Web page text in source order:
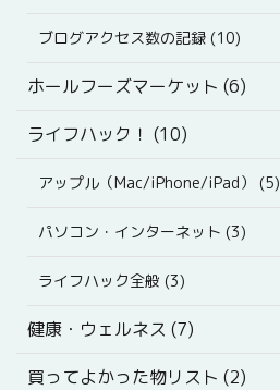
ブログアクセス数の記録 (10)
ホールフーズマーケット (6)
ライフハック！ (10)
アップル（Mac/iPhone/iPad） (5)
パソコン・インターネット (3)
ライフハック全般 (3)
健康・ウェルネス (7)
買ってよかった物リスト (2)